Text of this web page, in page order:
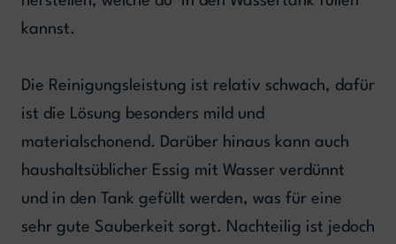
kannst.
Die Reinigungsleistung ist relativ schwach, dafür
ist die Lösung besonders mild und
materialschonend. Darüber hinaus kann auch
haushaltsüblicher Essig mit Wasser verdünnt
und in den Tank gefüllt werden, was für eine
sehr gute Sauberkeit sorgt. Nachteilig ist jedoch